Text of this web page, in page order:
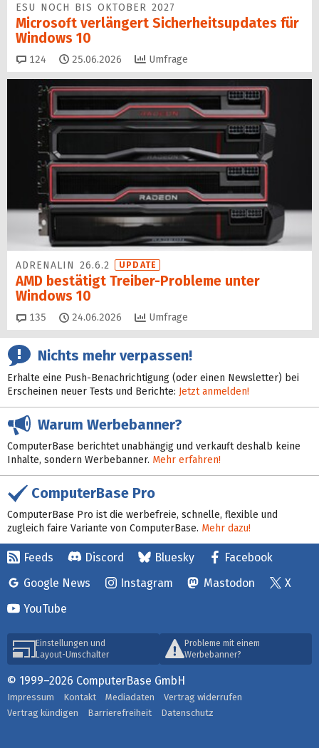
ESU NOCH BIS OKTOBER 2027
Microsoft verlängert Sicherheitsupdates für
Windows 10
124 Kommentare
25.06.2026 Umfrage
ADRENALIN 26.6.2 UPDATE
AMD bestätigt Treiber-Probleme unter
Windows 10
135 Kommentare
24.06.2026 Umfrage
Nichts mehr verpassen!
Erhalte eine Push-Benachrichtigung (oder einen Newsletter) bei
Erscheinen neuer Tests und Berichte: Jetzt anmelden!
Warum Werbebanner?
ComputerBase berichtet unabhängig und verkauft deshalb keine
Inhalte, sondern Werbebanner. Mehr erfahren!
ComputerBase Pro
ComputerBase Pro ist die werbefreie, schnelle, flexible und
zugleich faire Variante von ComputerBase. Mehr dazu!
Feeds Discord Bluesky
Facebook
Google News
Instagram Mastodon
X
YouTube
Einstellungen und
Layout-Umschalter
Probleme mit einem
Werbebanner?
© 1999–2026 ComputerBase GmbH
Impressum Kontakt Mediadaten
Vertrag widerrufen
Vertrag kündigen
Barrierefreiheit Datenschutz